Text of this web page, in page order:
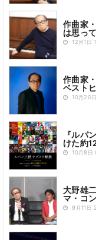
作曲家
は思っ
12月1日
作曲家
ベスト
10月20
『ルパ
けた約
10月8日
大野雄
マ・コ
9月11日